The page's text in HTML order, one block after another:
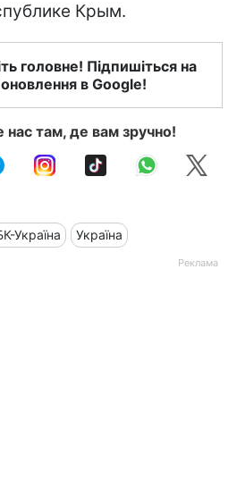
Крым.
головне! Підпишіться на
в Google!
нас там, де вам зручно!
Україна Україна